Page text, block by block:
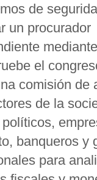
de
un procurador
el
comisión de
de la
banqueros y
para